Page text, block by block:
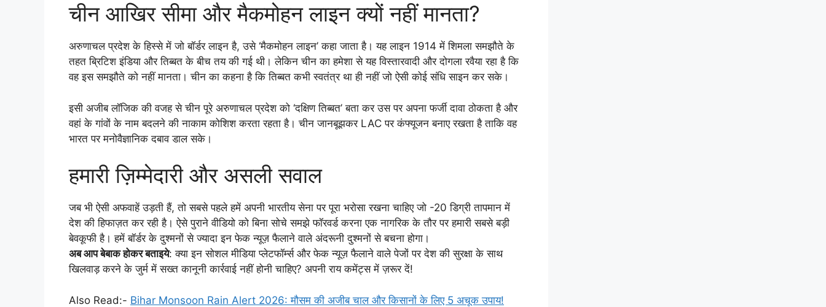
चीन आखिर सीमा और मैकमोहन लाइन क्यों नहीं मानता?
अरुणाचल प्रदेश के हिस्से में जो बॉर्डर लाइन है, उसे ‘मैकमोहन लाइन’ कहा जाता है। यह लाइन 1914 में शिमला समझौते के
तहत ब्रिटिश इंडिया और तिब्बत के बीच तय की गई थी। लेकिन चीन का हमेशा से यह विस्तारवादी और दोगला रवैया रहा है कि
वह इस समझौते को नहीं मानता। चीन का कहना है कि तिब्बत कभी स्वतंत्र था ही नहीं जो ऐसी कोई संधि साइन कर सके।
इसी अजीब लॉजिक की वजह से चीन पूरे अरुणाचल प्रदेश को ‘दक्षिण तिब्बत’ बता कर उस पर अपना फर्जी दावा ठोकता है और
वहां के गांवों के नाम बदलने की नाकाम कोशिश करता रहता है। चीन जानबूझकर LAC पर कंफ्यूजन बनाए रखता है ताकि वह
भारत पर मनोवैज्ञानिक दबाव डाल सके।
हमारी ज़िम्मेदारी और असली सवाल
जब भी ऐसी अफवाहें उड़ती हैं, तो सबसे पहले हमें अपनी भारतीय सेना पर पूरा भरोसा रखना चाहिए जो -20 डिग्री तापमान में
देश की हिफाज़त कर रही है। ऐसे पुराने वीडियो को बिना सोचे समझे फॉरवर्ड करना एक नागरिक के तौर पर हमारी सबसे बड़ी
बेवकूफी है। हमें बॉर्डर के दुश्मनों से ज्यादा इन फेक न्यूज़ फैलाने वाले अंदरूनी दुश्मनों से बचना होगा।
अब आप बेबाक होकर बताइये: क्या इन सोशल मीडिया प्लेटफॉर्म्स और फेक न्यूज़ फैलाने वाले पेजों पर देश की सुरक्षा के साथ
खिलवाड़ करने के जुर्म में सख्त कानूनी कार्रवाई नहीं होनी चाहिए? अपनी राय कमेंट्स में ज़रूर दें!
Also Read:- Bihar Monsoon Rain Alert 2026: मौसम की अजीब चाल और किसानों के लिए 5 अचूक उपाय!